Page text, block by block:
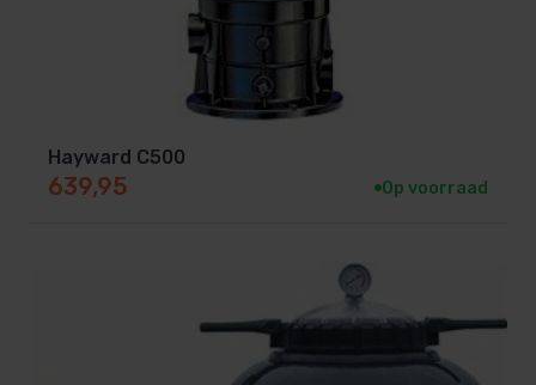
Hayward C500
639,95 Op voorraad